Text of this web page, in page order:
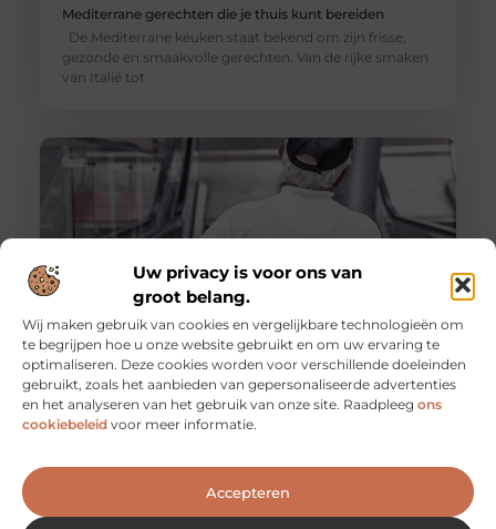
Uw privacy is voor ons van
groot belang.
Wij maken gebruik van cookies en vergelijkbare technologieën om
te begrijpen hoe u onze website gebruikt en om uw ervaring te
optimaliseren. Deze cookies worden voor verschillende doeleinden
gebruikt, zoals het aanbieden van gepersonaliseerde advertenties
en het analyseren van het gebruik van onze site. Raadpleeg ons
cookiebeleid voor meer informatie.
Accepteren
Mediterrane gerechten die je thuis kunt bereiden
De Mediterrane keuken staat bekend om zijn frisse,
gezonde en smaakvolle gerechten. Van de rijke smaken
van Italië tot
De voordelen van het werken als
evenementenbeveiliger in een flexibel systeem
Werken als evenementenbeveiliger kan een
dynamische en uitdagende carrière zijn, vooral wanneer